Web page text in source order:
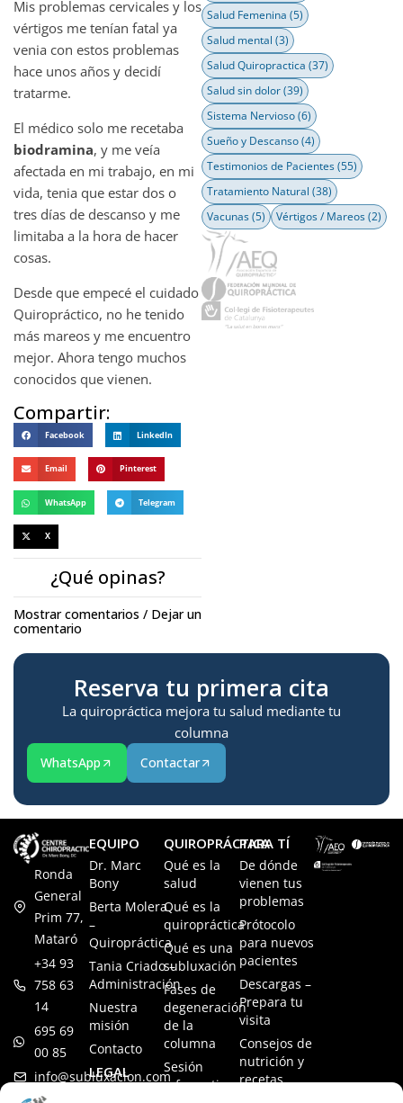
Mis problemas cervicales y los
vértigos me tenían fatal ya
venia con estos problemas
hace unos años y decidí
tratarme.
El médico solo me recetaba
biodramina, y me veía
afectada en mi trabajo, en mi
vida, tenia que estar dos o
tres días de descanso y me
limitaba a la hora de hacer
cosas.
Desde que empecé el cuidado
Quiropráctico, no he tenido
más mareos y me encuentro
mejor. Ahora tengo muchos
conocidos que vienen.
Compartir:
Facebook LinkedIn
Email Pinterest
WhatsApp Telegram
X
¿Qué opinas?
Mostrar comentarios / Dejar un
comentario
Salud Femenina (5)
Salud mental (3)
Salud Quiropractica (37)
Salud sin dolor(39)
Sistema Nervioso(6)
Sueño y Descanso(4)
Testimonios de Pacientes(55)
Tratamiento Natural (38)
Vacunas(5) Vértigos / Mareos(2)
Reserva tu primera cita
La quiropráctica mejora tu salud mediante tu
columna
WhatsApp Contactar
Ronda
General
Prim 77,
Mataró
+34 93
758 63
14
695 69
00 85
info@subluxacion.com
EQUIPO
Dr. Marc
Bony
Berta Molera
–
Quiropráctica
Tania Criado –
Administración
Nuestra
misión
Contacto
LEGAL
QUIROPRÁCTICA
Qué es la
salud
Qué es la
quiropráctica
Qué es una
subluxación
Fases de
degeneración
de la
columna
Sesión
informativa
PARA TÍ
De dónde
vienen tus
problemas
Prótocolo
para nuevos
pacientes
Descargas –
Prepara tu
visita
Consejos de
nutrición y
recetas